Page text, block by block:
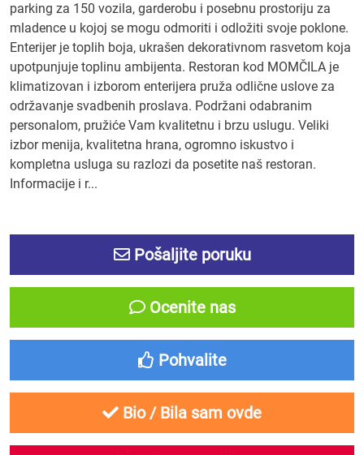
parking za 150 vozila, garderobu i posebnu prostoriju za
mladence u kojoj se mogu odmoriti i odložiti svoje poklone.
Enterijer je toplih boja, ukrašen dekorativnom rasvetom koja
upotpunjuje toplinu ambijenta. Restoran kod MOMČILA je
klimatizovan i izborom enterijera pruža odlične uslove za
održavanje svadbenih proslava. Podržani odabranim
personalom, pružiće Vam kvalitetnu i brzu uslugu. Veliki
izbor menija, kvalitetna hrana, ogromno iskustvo i
kompletna usluga su razlozi da posetite naš restoran.
Informacije i r...
Pošaljite poruku
Ocenite nas
Pohvalite
Bio / Bila sam ovde